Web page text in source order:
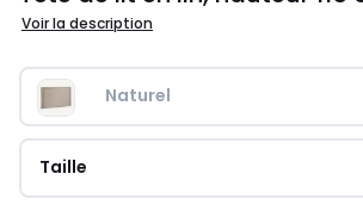
Voir la description
Naturel
Taille